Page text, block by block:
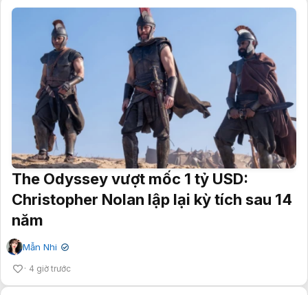
The Odyssey vượt mốc 1 tỷ USD:
Christopher Nolan lập lại kỳ tích sau 14
năm
Mẫn Nhi ✔
4 giờ trước